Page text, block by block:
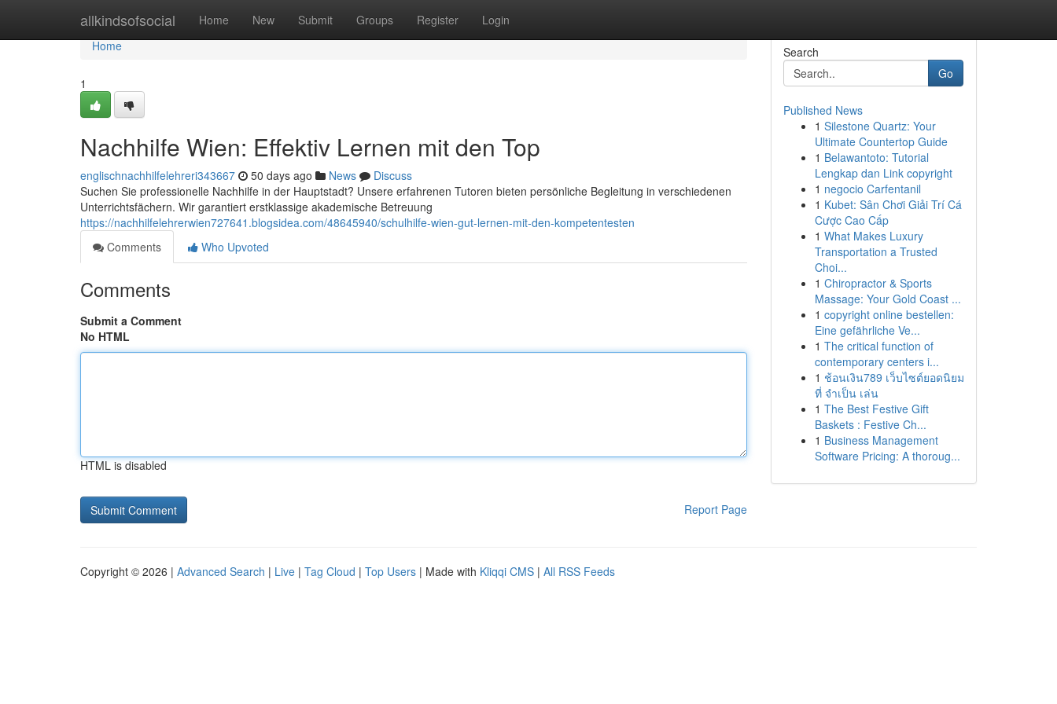
allkindsofsocial Home New Submit Groups Register Login
Home
Home
1
Nachhilfe Wien: Effektiv Lernen mit den Top
englischnachhilfelehreri343667 50 days ago News
Discuss
Suchen Sie professionelle Nachhilfe in der Hauptstadt? Unsere erfahrenen Tutoren bieten persönliche Begleitung in verschiedenen
Unterrichtsfächern. Wir garantiert erstklassige akademische Betreuung
https://nachhilfelehrerwien727641.blogsidea.com/48645940/schulhilfe-wien-gut-lernen-mit-den-kompetentesten
Comments
Who Upvoted
Comments
Submit a Comment
No HTML
HTML is disabled
Report Page
Search
Go
Published News
1 Silestone Quartz: Your
Ultimate Countertop Guide
1 Belawantoto: Tutorial
Lengkap dan Link copyright
1 negocio Carfentanil
1 Kubet: Sân Chơi Giải Trí Cá
Cược Cao Cấp
1 What Makes Luxury
Transportation a Trusted
Choi...
1 Chiropractor & Sports
Massage: Your Gold Coast ...
1 copyright online bestellen:
Eine gefährliche Ve...
1 The critical function of
contemporary centers i...
1 ช้อนเงิน789 เว็บไซต์ยอดนิยม
ที่ จำเป็น เล่น
1 The Best Festive Gift
Baskets : Festive Ch...
1 Business Management
Software Pricing: A thoroug...
Copyright © 2026 | Advanced Search | Live | Tag Cloud | Top Users | Made with Kliqqi CMS | All RSS Feeds